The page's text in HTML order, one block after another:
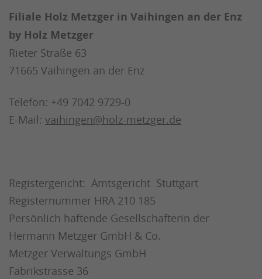
Filiale Holz Metzger in Vaihingen an der Enz
by Holz Metzger
Rieter Straße 63
71665 Vaihingen an der Enz
Telefon: +49 7042 9729-0
E-Mail: vaihingen@holz-metzger.de
Registergericht: Amtsgericht Stuttgart
Registernummer HRA 210 185
Persönlich haftende Gesellschafterin der
Hermann Metzger GmbH & Co.
Metzger Verwaltungs GmbH
Fabrikstrasse 36